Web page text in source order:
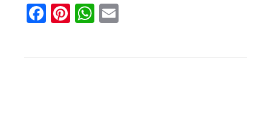
Facebook
Pinterest
WhatsApp